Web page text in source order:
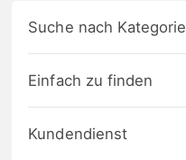
Suche nach Kategorie
Einfach zu finden
Kundendienst